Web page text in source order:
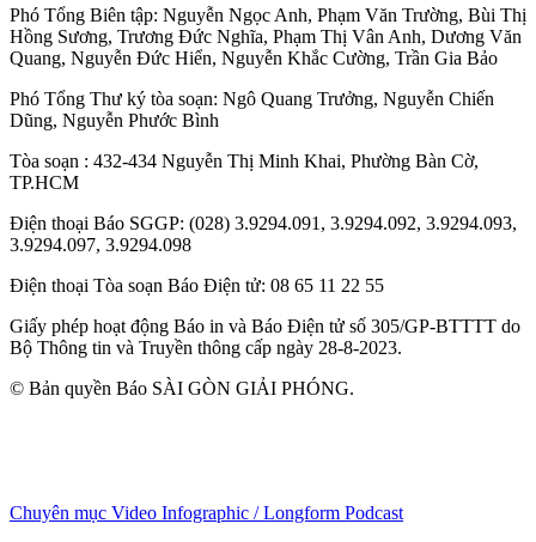
Phó Tổng Biên tập: Nguyễn Ngọc Anh, Phạm Văn Trường, Bùi Thị
Hồng Sương, Trương Đức Nghĩa, Phạm Thị Vân Anh, Dương Văn
Quang, Nguyễn Đức Hiển, Nguyễn Khắc Cường, Trần Gia Bảo
Phó Tổng Thư ký tòa soạn: Ngô Quang Trưởng, Nguyễn Chiến
Dũng, Nguyễn Phước Bình
Tòa soạn : 432-434 Nguyễn Thị Minh Khai, Phường Bàn Cờ,
TP.HCM
Điện thoại Báo SGGP: (028) 3.9294.091, 3.9294.092, 3.9294.093,
3.9294.097, 3.9294.098
Điện thoại Tòa soạn Báo Điện tử: 08 65 11 22 55
Giấy phép hoạt động Báo in và Báo Điện tử số 305/GP-BTTTT do
Bộ Thông tin và Truyền thông cấp ngày 28-8-2023.
© Bản quyền Báo SÀI GÒN GIẢI PHÓNG.
Chuyên mục Video Infographic / Longform Podcast